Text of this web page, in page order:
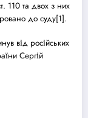
110 та двох з них
до суду[1].
від російських
Сергій